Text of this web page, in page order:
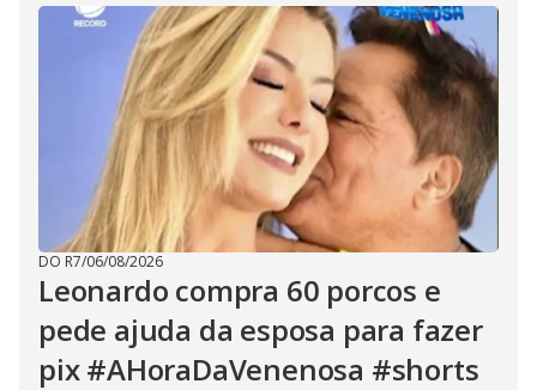
DO R7/06/08/2026
Leonardo compra 60 porcos e
pede ajuda da esposa para fazer
pix #AHoraDaVenenosa #shorts